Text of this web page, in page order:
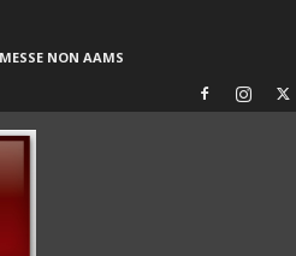
NON AAMS